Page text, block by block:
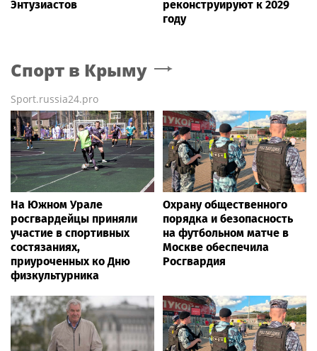
Энтузиастов
реконструируют к 2029
году
Спорт в Крыму
Sport.russia24.pro
На Южном Урале
росгвардейцы приняли
участие в спортивных
состязаниях,
приуроченных ко Дню
физкультурника
Охрану общественного
порядка и безопасность
на футбольном матче в
Москве обеспечила
Росгвардия